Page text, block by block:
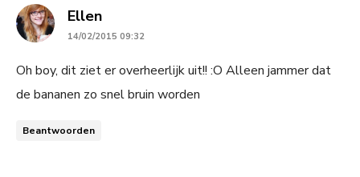
Ellensays:
14/02/2015 09:32
Oh boy, dit ziet er overheerlijk uit!! :O Alleen jammer dat
de bananen zo snel bruin worden
Beantwoorden